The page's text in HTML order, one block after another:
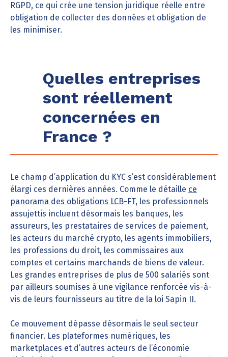
RGPD, ce qui crée une tension juridique réelle entre
obligation de collecter des données et obligation de
les minimiser.
Quelles entreprises
sont réellement
concernées en
France ?
Le champ d’application du KYC s’est considérablement
élargi ces dernières années. Comme le détaille ce
panorama des obligations LCB-FT, les professionnels
assujettis incluent désormais les banques, les
assureurs, les prestataires de services de paiement,
les acteurs du marché crypto, les agents immobiliers,
les professions du droit, les commissaires aux
comptes et certains marchands de biens de valeur.
Les grandes entreprises de plus de 500 salariés sont
par ailleurs soumises à une vigilance renforcée vis-à-
vis de leurs fournisseurs au titre de la loi Sapin II.
Ce mouvement dépasse désormais le seul secteur
financier. Les plateformes numériques, les
marketplaces et d’autres acteurs de l’économie